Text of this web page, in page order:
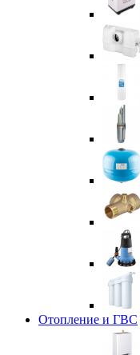
Отопление и ГВС